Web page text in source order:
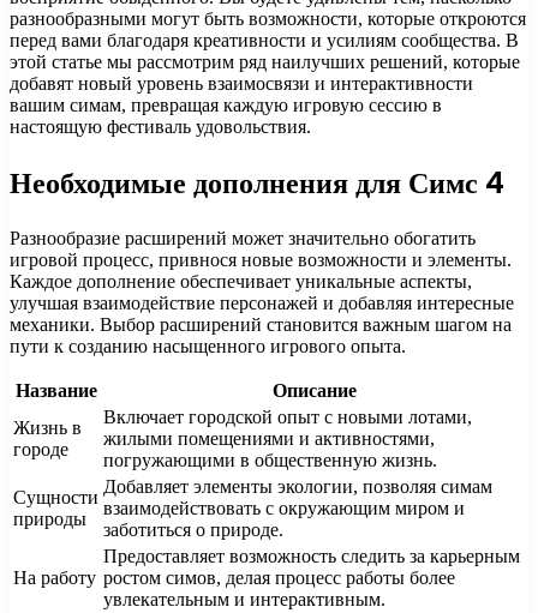
разнообразными могут быть возможности, которые откроются
перед вами благодаря креативности и усилиям сообщества. В
этой статье мы рассмотрим ряд наилучших решений, которые
добавят новый уровень взаимосвязи и интерактивности
вашим симам, превращая каждую игровую сессию в
настоящую фестиваль удовольствия.
Необходимые дополнения для Симс 4
Разнообразие расширений может значительно обогатить
игровой процесс, привнося новые возможности и элементы.
Каждое дополнение обеспечивает уникальные аспекты,
улучшая взаимодействие персонажей и добавляя интересные
механики. Выбор расширений становится важным шагом на
пути к созданию насыщенного игрового опыта.
Название
Описание
Жизнь в
городе
Включает городской опыт с новыми лотами,
жилыми помещениями и активностями,
погружающими в общественную жизнь.
Сущности
природы
Добавляет элементы экологии, позволяя симам
взаимодействовать с окружающим миром и
заботиться о природе.
На работу
Предоставляет возможность следить за карьерным
ростом симов, делая процесс работы более
увлекательным и интерактивным.